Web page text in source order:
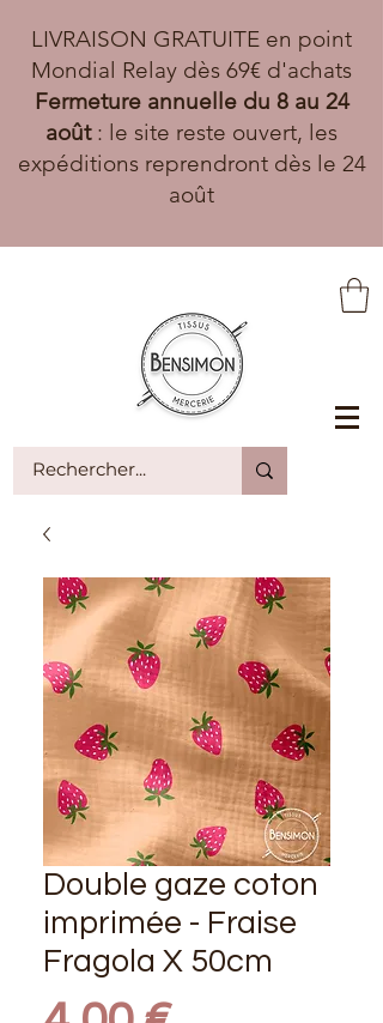
LIVRAISON GRATUITE en point
Mondial Relay dès 69€ d'achats
Fermeture annuelle du 8 au 24
août: le site reste ouvert, les
expéditions reprendront dès le 24
août
Double gaze coton
imprimée - Fraise
Fragola X 50cm